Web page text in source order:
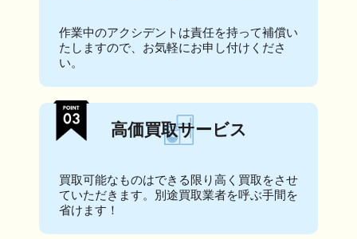
作業中のアクシデントは責任を持って補償い
たしますので、お気軽にお申し付けくださ
い。
高価買取サービス
買取可能なものはできる限り高く買取をさせ
ていただきます。別途買取業者を呼ぶ手間を
省けます！